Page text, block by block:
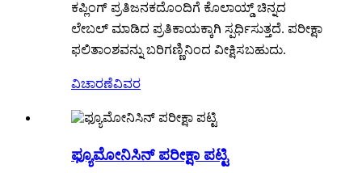
ಕಪ್ಲಿಂಗ್ ಪ್ರತಿಜನಕದೊಂದಿಗೆ ಕೊಲಾಯ್ಡ್ ಚಿನ್ನದ
ಲೇಬಲ್ ಮಾಡಿದ ಪ್ರತಿಕಾಯಕ್ಕಾಗಿ ಸ್ಪರ್ಧಿಸುತ್ತದೆ. ಪರೀಕ್ಷಾ
ಫಲಿತಾಂಶವನ್ನು ಬರಿಗಣ್ಣಿನಿಂದ ವೀಕ್ಷಿಸಬಹುದು.
ವಿಚಾರಣೆವಿವರ
ಫ್ಯೂಮೋನಿಸಿನ್ ಪರೀಕ್ಷಾ ಪಟ್ಟಿ